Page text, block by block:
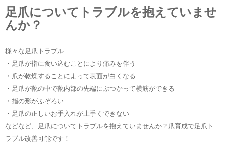
足爪についてトラブルを抱えていませ
んか？
様々な足爪トラブル
・足爪が指に食い込むことにより痛みを伴う
・爪が乾燥することによって表面が白くなる
・足爪が靴の中で靴内部の先端にぶつかって横筋ができる
・指の形がふぞろい
・足爪の正しいお手入れが上手くできない
などなど、足爪についてトラブルを抱えていませんか？爪育成で足爪ト
ラブル改善可能です！